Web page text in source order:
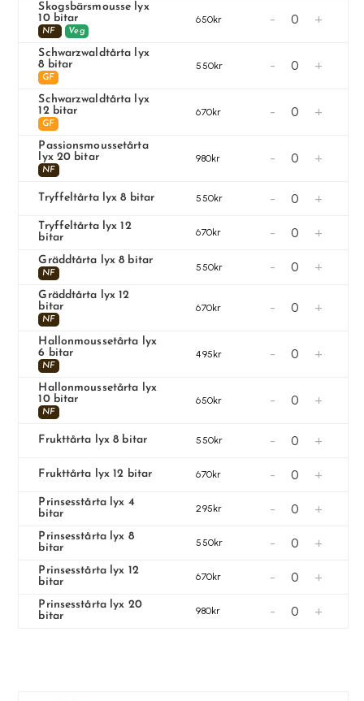
Skogsbärsmousse lyx
10 bitar
NF Veg
650kr - +
Schwarzwaldtårta lyx
8 bitar
GF
550kr - +
Schwarzwaldtårta lyx
12 bitar
GF
670kr - +
Passionsmoussetårta
lyx 20 bitar
NF
980kr - +
Tryffeltårta lyx 8 bitar 550kr - +
Tryffeltårta lyx 12
bitar
670kr - +
Gräddtårta lyx 8 bitar
NF
550kr - +
Gräddtårta lyx 12
bitar
NF
670kr - +
Hallonmoussetårta lyx
6 bitar
NF
495kr - +
Hallonmoussetårta lyx
10 bitar
NF
650kr - +
Frukttårta lyx 8 bitar 550kr - +
Frukttårta lyx 12 bitar 670kr - +
Prinsesstårta lyx 4
bitar
295kr - +
Prinsesstårta lyx 8
bitar
550kr - +
Prinsesstårta lyx 12
bitar
670kr - +
Prinsesstårta lyx 20
bitar
980kr - +